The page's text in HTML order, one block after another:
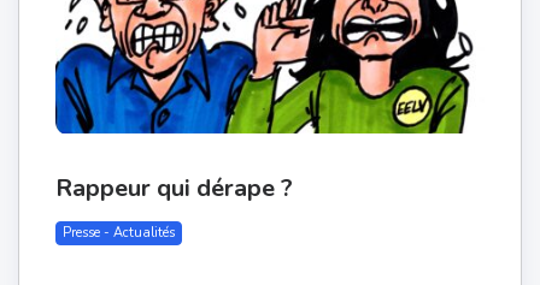
Rappeur qui dérape ?
Presse - Actualités